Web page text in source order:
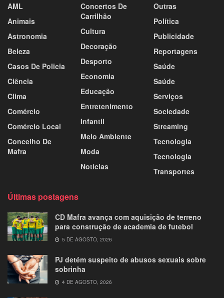
AML
Animais
Astronomia
Beleza
Casos De Policia
Ciência
Clima
Comércio
Comércio Local
Concelho De
Mafra
Concertos De
Carrilhão
Cultura
Decoração
Desporto
Economia
Educação
Entretenimento
Infantil
Meio Ambiente
Moda
Notícias
Outras
Política
Publicidade
Reportagens
Saúde
Saúde
Serviços
Sociedade
Streaming
Tecnologia
Tecnologia
Transportes
Últimas postagens
CD Mafra avança com aquisição de terreno
para construção de academia de futebol
5 DE AGOSTO, 2026
PJ detém suspeito de abusos sexuais sobre
sobrinha
4 DE AGOSTO, 2026